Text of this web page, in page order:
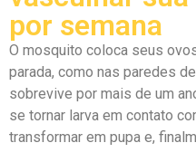
por semana
O mosquito coloca seus
parada, como nas paredes
sobrevive por mais de um
se tornar larva em contato
transformar em pupa e,